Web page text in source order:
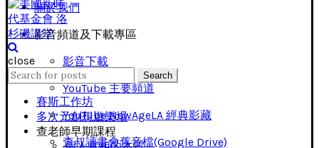
關於我們
影音頻道及下載專區
影音下載
YouTube 主要頻道
YouTube NewAgeLA 經典影藏
查叔讀書會舊音檔(Google Drive)
close
Search
for:
Search
賽斯工作坊
多次元創想遊樂場
查老師早期課程